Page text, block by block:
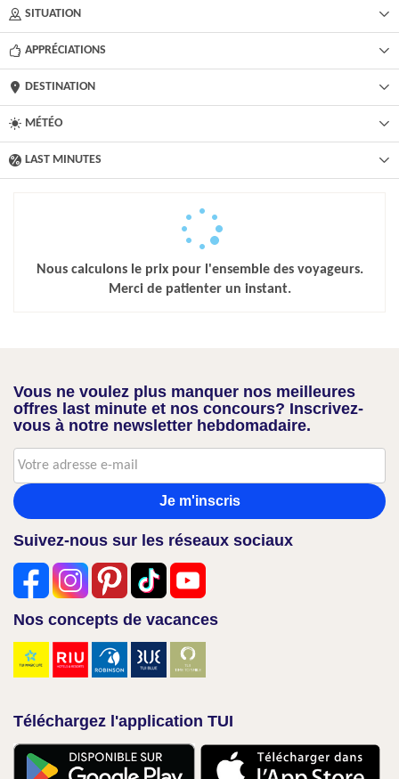
SITUATION
APPRÉCIATIONS
DESTINATION
MÉTÉO
LAST MINUTES
Nous calculons le prix pour l'ensemble des voyageurs.
Merci de patienter un instant.
Vous ne voulez plus manquer nos meilleures
offres last minute et nos concours? Inscrivez-
vous à notre newsletter hebdomadaire.
Je m'inscris
Suivez-nous sur les réseaux sociaux
Nos concepts de vacances
Téléchargez l'application TUI